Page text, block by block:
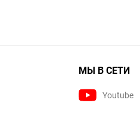
МЫ В СЕТИ
Youtube